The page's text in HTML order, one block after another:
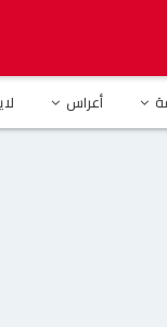
أعراس
شيرين عبد الوهاب: